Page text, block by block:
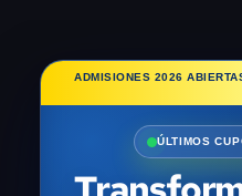
educación, tecnología y
31